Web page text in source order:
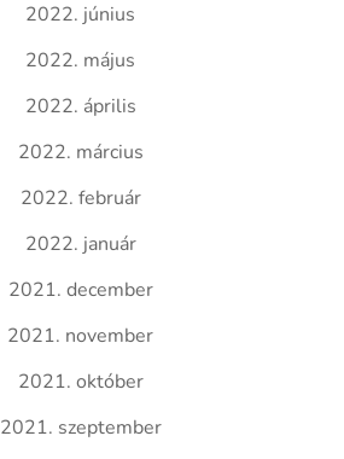
2022. június
2022. május
2022. április
2022. március
2022. február
2022. január
2021. december
2021. november
2021. október
2021. szeptember